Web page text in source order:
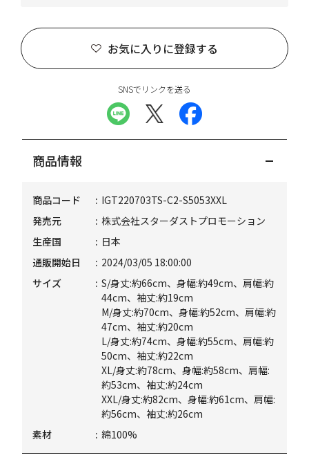
お気に入りに登録する
SNSでリンクを送る
商品情報
商品コード
IGT220703TS-C2-S5053XXL
発売元
株式会社スターダストプロモーション
生産国
日本
通販開始日
2024/03/05 18:00:00
サイズ
S/身丈:約66cm、身幅:約49cm、肩幅:約
44cm、袖丈:約19cm
M/身丈:約70cm、身幅:約52cm、肩幅:約
47cm、袖丈:約20cm
L/身丈:約74cm、身幅:約55cm、肩幅:約
50cm、袖丈:約22cm
XL/身丈:約78cm、身幅:約58cm、肩幅:
約53cm、袖丈:約24cm
XXL/身丈:約82cm、身幅:約61cm、肩幅:
約56cm、袖丈:約26cm
素材
綿100%